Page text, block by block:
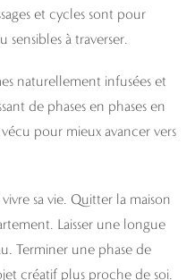
et cycles sont pour
à traverser.
naturellement infusées et
de phases en phases en
pour mieux avancer vers
sa vie. Quitter la maison
Laisser une longue
Terminer une phase de
créatif plus proche de soi.